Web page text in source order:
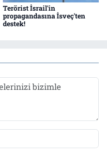
Terörist İsrail'in
propagandasına İsveç'ten
destek!